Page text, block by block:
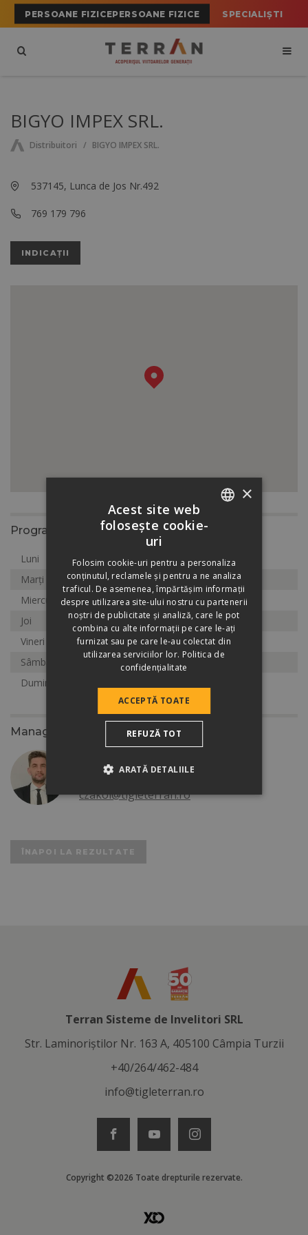
PERSOANE FIZICEPERSOANE FIZICE SPECIALIȘTI
BIGYO IMPEX SRL.
Distribuitori BIGYO IMPEX SRL.
537145, Lunca de Jos Nr.492
769 179 796
INDICAȚII
Program
Luni
8:00-17:00
Marți
8:00-17:00
Miercuri
8:00-17:00
Joi
8:00-17:00
Vineri
8:00-17:00
Sâmbătă
8:00-14:00
Duminică
Manager zonal
+40/728 972 974
czakol@tigleterran.ro
ÎNAPOI LA REZULTATE
Terran Sisteme de Invelitori SRL
Str. Laminoriştilor Nr. 163 A, 405100 Câmpia Turzii
+40/264/462-484
info@tigleterran.ro
Copyright ©2026 Toate drepturile rezervate.
ROMANIAN
×
Acest site web
folosește cookie-
uri
Folosim cookie-uri pentru a personaliza
conținutul, reclamele și pentru a ne analiza
traficul. De asemenea, împărtășim informații
despre utilizarea site-ului nostru cu partenerii
noștri de publicitate și analiză, care le pot
combina cu alte informații pe care le-ați
furnizat sau pe care le-au colectat din
utilizarea serviciilor lor. Politica de
confidențialitate
ACCEPTĂ TOATE
REFUZĂ TOT
ARATĂ DETALIILE